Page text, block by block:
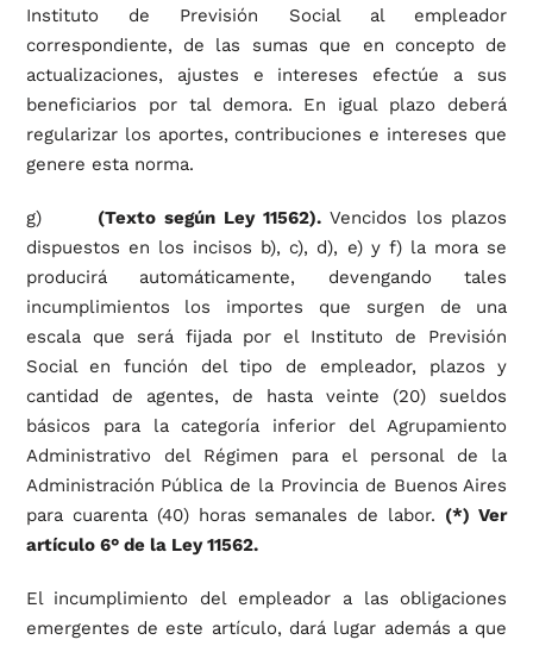
Instituto de Previsión Social al empleador
correspondiente, de las sumas que en concepto de
actualizaciones, ajustes e intereses efectúe a sus
beneficiarios por tal demora. En igual plazo deberá
regularizar los aportes, contribuciones e intereses que
genere esta norma.
g) (Texto según Ley 11562).Vencidos los plazos
dispuestos en los incisos b), c), d), e) y f) la mora se
producirá automáticamente, devengando tales
incumplimientos los importes que surgen de una
escala que será fijada por el Instituto de Previsión
Social en función del tipo de empleador, plazos y
cantidad de agentes, de hasta veinte (20) sueldos
básicos para la categoría inferior del Agrupamiento
Administrativo del Régimen para el personal de la
Administración Pública de la Provincia de Buenos Aires
para cuarenta (40) horas semanales de labor. (*) Ver
artículo 6° de la Ley 11562.
El incumplimiento del empleador a las obligaciones
emergentes de este artículo, dará lugar además a que